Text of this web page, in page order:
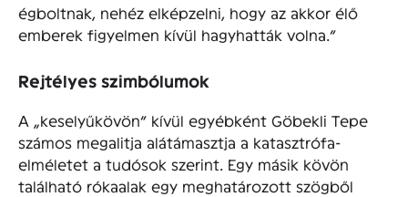
égboltnak, nehéz elképzelni, hogy az akkor élő
emberek figyelmen kívül hagyhatták volna.”
Rejtélyes szimbólumok
A „keselyűkövön” kívül egyébként Göbekli Tepe
számos megalitja alátámasztja a katasztrófa-
elméletet a tudósok szerint. Egy másik kövön
található rókaalak egy meghatározott szögből